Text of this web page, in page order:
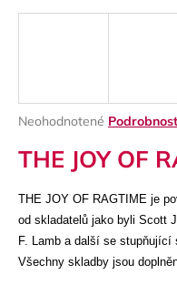
Priemerné
produktu
je
z
5
hviezdičiek.
Neohodnotené
THE JOY OF
THE JOY OF RAGTIME je
od skladatelů jako byli Scott
F. Lamb a další se
Všechny skladby jsou
n
ť
HĽADAŤ